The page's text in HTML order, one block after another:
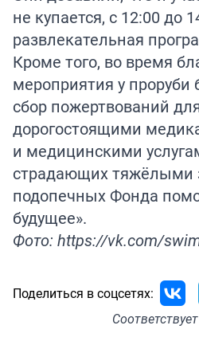
не купается, с 12:00 до
развлекательная
Кроме того, во время
мероприятия у проруби
сбор пожертвований
дорогостоящими
и медицинскими
страдающих тяжёлыми
подопечных Фонда
будущее».
Фото: https://vk.com/
Поделиться в соцсетях:
Соответствует